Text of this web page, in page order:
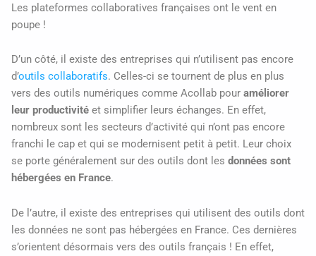
Les plateformes collaboratives françaises ont le vent en
poupe !
D’un côté, il existe des entreprises qui n’utilisent pas encore
d’outils collaboratifs. Celles-ci se tournent de plus en plus
vers des outils numériques comme Acollab pour améliorer
leur productivité et simplifier leurs échanges. En effet,
nombreux sont les secteurs d’activité qui n’ont pas encore
franchi le cap et qui se modernisent petit à petit. Leur choix
se porte généralement sur des outils dont les données sont
hébergées en France.
De l’autre, il existe des entreprises qui utilisent des outils dont
les données ne sont pas hébergées en France. Ces dernières
s’orientent désormais vers des outils français ! En effet,